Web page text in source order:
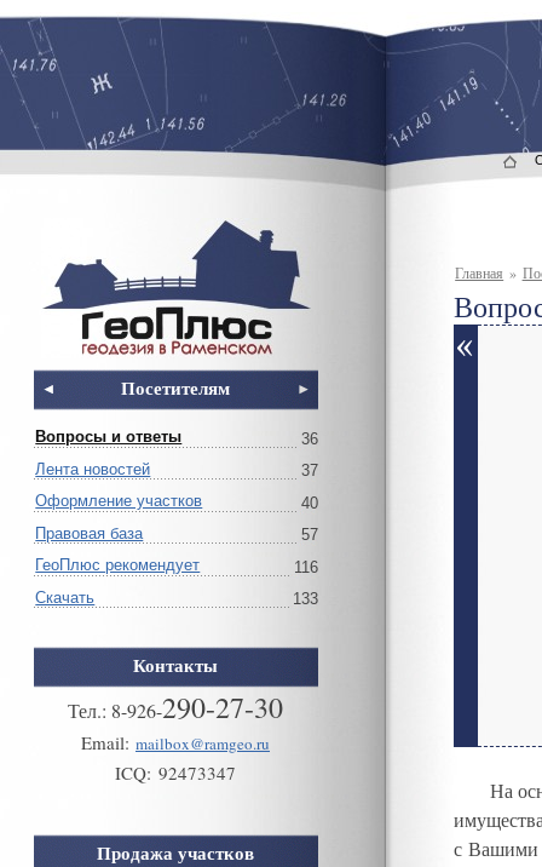
Посетителям
Вопросы и ответы
36
Лента новостей
37
Оформление участков
40
Правовая база
57
ГеоПлюс рекомендует
116
Скачать
133
Контакты
Тел.: 8-926-290-27-30
Email: mailbox@ramgeo.ru
ICQ: 92473347
Продажа участков
Главная »
На
с Вашими